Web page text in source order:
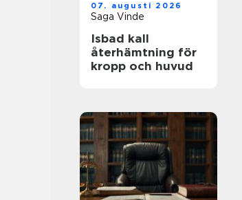
07. augusti 2026
Saga Vinde
Isbad kall
återhämtning för
kropp och huvud